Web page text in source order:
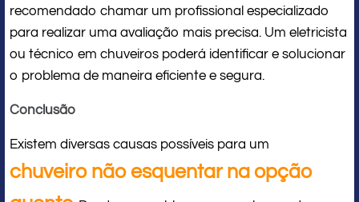
recomendado chamar um profissional especializado
para realizar uma avaliação mais precisa. Um eletricista
ou técnico em chuveiros poderá identificar e solucionar
o problema de maneira eficiente e segura.
Conclusão
Existem diversas causas possíveis para um
chuveiro não esquentar na opção